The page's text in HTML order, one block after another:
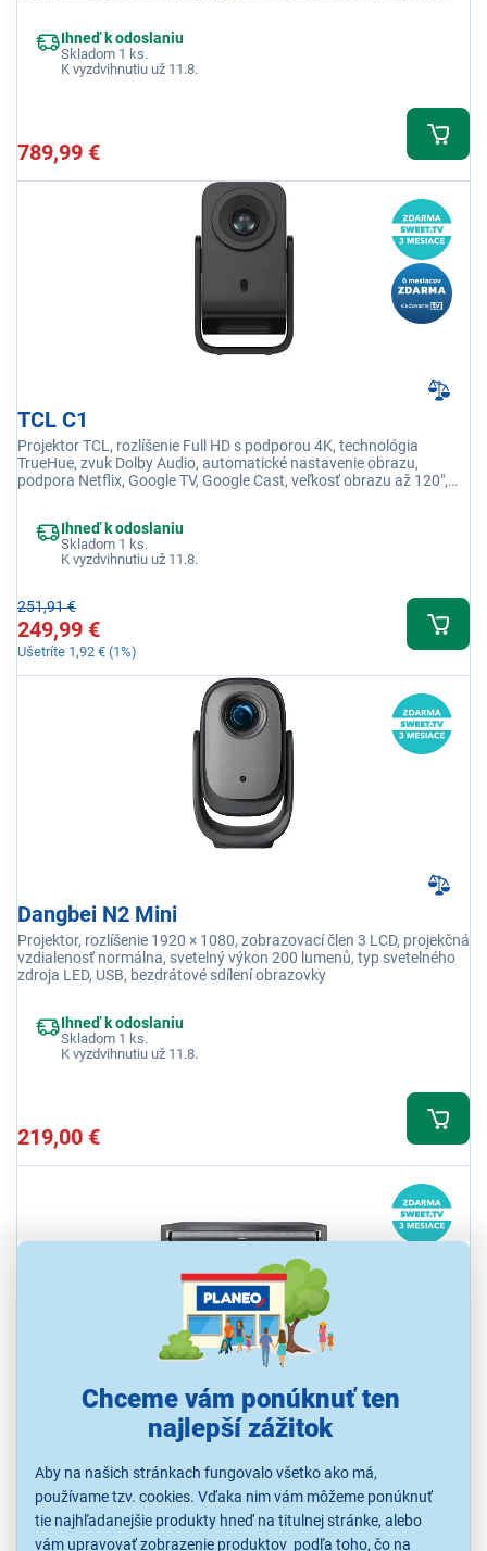
Chceme vám ponúknuť ten
najlepší zážitok
Aby na našich stránkach fungovalo všetko ako má,
používame tzv. cookies. Vďaka nim vám môžeme ponúknuť
tie najhľadanejšie produkty hneď na titulnej stránke, alebo
vám upravovať zobrazenie produktov podľa toho, čo na
Ihneď k odoslaniu
Skladom 1 ks.
K vyzdvihnutiu už 11.8.
789,99 €
TCL C1
Projektor TCL, rozlíšenie Full HD s podporou 4K, technológia
TrueHue, zvuk Dolby Audio, automatické nastavenie obrazu,
podpora Netflix, Google TV, Google Cast, veľkosť obrazu až 120",
Ihneď k odoslaniu
Skladom 1 ks.
K vyzdvihnutiu už 11.8.
251,91 €
249,99 €
Ušetríte 1,92 € (1%)
Dangbei N2 Mini
Projektor, rozlíšenie 1920 × 1080, zobrazovací člen 3 LCD, projekčná
vzdialenosť normálna, svetelný výkon 200 lumenů, typ svetelného
zdroja LED, USB, bezdrátové sdílení obrazovky
Ihneď k odoslaniu
Skladom 1 ks.
K vyzdvihnutiu už 11.8.
219,00 €
Hisense PX3-PRO
Projektor 4K Smart, rozlíšenie 3840 × 2160, kontrast 3000:1,
projekčná vzdialenosť štandardná, svetelný výkon 3000, typ
svetelného zdroja laser, ochrana očí, Zoom, OS Vidaa U9, Harman
Kardon reproduktory 50W
Ihneď k odoslaniu
Skladom 1 ks.
K vyzdvihnutiu už 11.8.